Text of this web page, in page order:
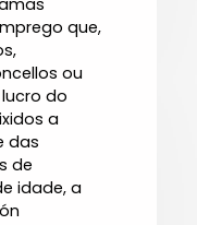
que,
ou
do
a
das
de
idade, a